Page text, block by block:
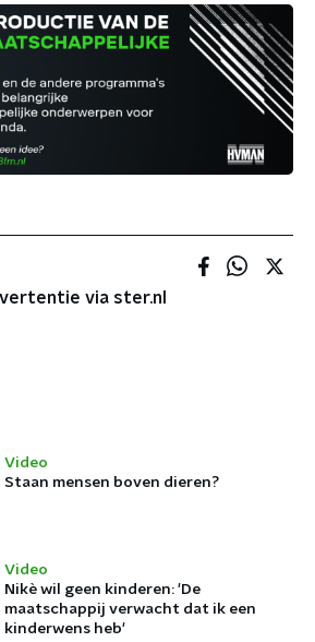
via ster.nl
Video
Staan mensen boven dieren?
Video
Nikè wil geen kinderen: 'De
maatschappij verwacht dat ik een
kinderwens heb'